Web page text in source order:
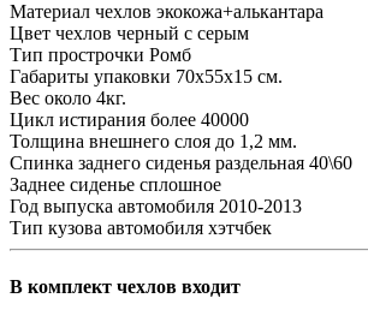
Материал чехлов экокожа+алькантара
Цвет чехлов черный с серым
Тип прострочки Ромб
Габариты упаковки 70х55х15 см.
Вес около 4кг.
Цикл истирания более 40000
Толщина внешнего слоя до 1,2 мм.
Спинка заднего сиденья раздельная 40\60
Заднее сиденье сплошное
Год выпуска автомобиля 2010-2013
Тип кузова автомобиля хэтчбек
В комплект чехлов входит